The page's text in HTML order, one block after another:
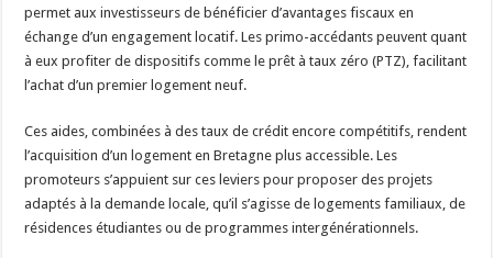
permet aux investisseurs de bénéficier d’avantages fiscaux en
échange d’un engagement locatif. Les primo-accédants peuvent quant
à eux profiter de dispositifs comme le prêt à taux zéro (PTZ), facilitant
l’achat d’un premier logement neuf.
Ces aides, combinées à des taux de crédit encore compétitifs, rendent
l’acquisition d’un logement en Bretagne plus accessible. Les
promoteurs s’appuient sur ces leviers pour proposer des projets
adaptés à la demande locale, qu’il s’agisse de logements familiaux, de
résidences étudiantes ou de programmes intergénérationnels.